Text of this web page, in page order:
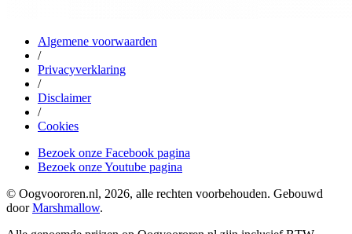
Algemene voorwaarden
/
Privacyverklaring
/
Disclaimer
/
Cookies
Bezoek onze Facebook pagina
Bezoek onze Youtube pagina
© Oogvoororen.nl, 2026, alle rechten voorbehouden. Gebouwd
doorMarshmallow.